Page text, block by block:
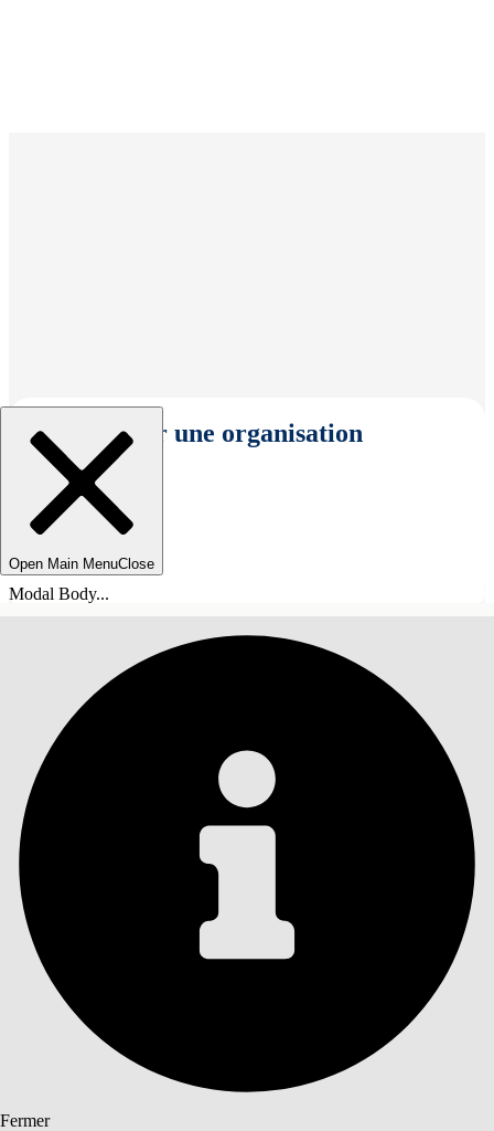
Sélectionner une organisation
Open Main MenuClose
Modal Body...
Fermer
Table des matières
TABLE DES MATIÈRES
Rechercher